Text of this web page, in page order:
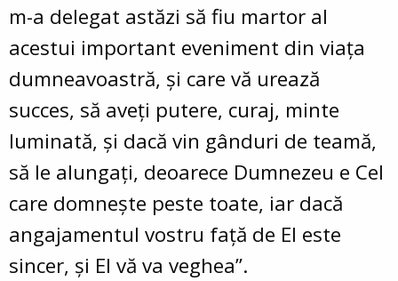
m-a delegat astăzi să fiu martor al
acestui important eveniment din viața
dumneavoastră, și care vă urează
succes, să aveți putere, curaj, minte
luminată, și dacă vin gânduri de teamă,
să le alungați, deoarece Dumnezeu e Cel
care domnește peste toate, iar dacă
angajamentul vostru față de El este
sincer, și El vă va veghea”.